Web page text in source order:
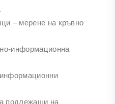
– мерене на кръвно
информационна
подлежащи на